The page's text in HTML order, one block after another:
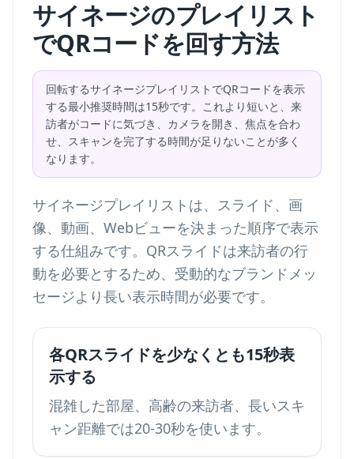
サイネージのプレイリスト
でQRコードを回す方法
回転するサイネージプレイリストでQRコードを表示
する最小推奨時間は15秒です。これより短いと、来
訪者がコードに気づき、カメラを開き、焦点を合わ
せ、スキャンを完了する時間が足りないことが多く
なります。
サイネージプレイリストは、スライド、画
像、動画、Webビューを決まった順序で表示
する仕組みです。QRスライドは来訪者の行
動を必要とするため、受動的なブランドメッ
セージより長い表示時間が必要です。
各QRスライドを少なくとも15秒表
示する
混雑した部屋、高齢の来訪者、長いスキ
ャン距離では20-30秒を使います。